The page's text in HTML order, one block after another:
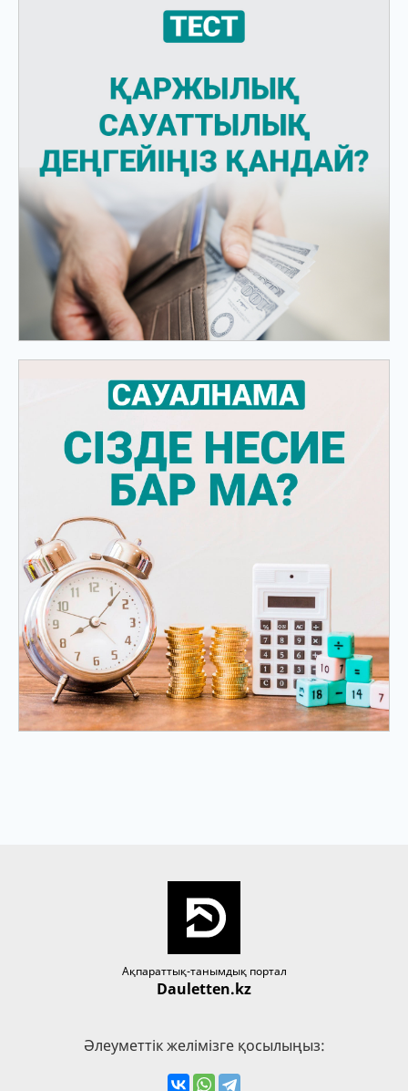
Ақпараттық-танымдық портал
Dauletten.kz
Әлеуметтік желімізге қосылыңыз: